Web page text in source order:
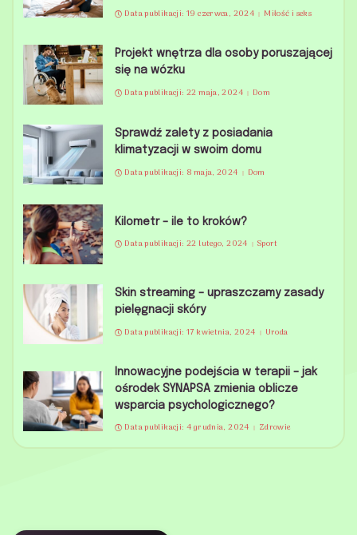
Data publikacji: 19 czerwca, 2024 Miłość i seks
Projekt wnętrza dla osoby poruszającej
się na wózku
Data publikacji: 22 maja, 2024 Dom
Sprawdź zalety z posiadania
klimatyzacji w swoim domu
Data publikacji: 8 maja, 2024 Dom
Kilometr – ile to kroków?
Data publikacji: 22 lutego, 2024 Sport
Skin streaming – upraszczamy zasady
pielęgnacji skóry
Data publikacji: 17 kwietnia, 2024 Uroda
Innowacyjne podejścia w terapii – jak
ośrodek SYNAPSA zmienia oblicze
wsparcia psychologicznego?
Data publikacji: 4 grudnia, 2024 Zdrowie